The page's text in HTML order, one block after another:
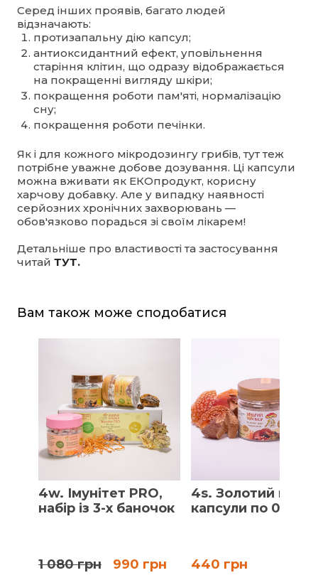
Серед інших проявів, багато людей
відзначають:
протизапальну дію капсул;
антиоксидантний ефект, уповільнення
старіння клітин, що одразу відображається
на покращенні вигляду шкіри;
покращення роботи пам'яті, нормалізацію
сну;
покращення роботи печінки.
Як і для кожного мікродозингу грибів, тут теж
потрібне уважне добове дозування. Ці капсули
можна вживати як ЕКОпродукт, корисну
харчову добавку. Але у випадку наявності
серйозних хронічних захворювань —
обов'язково порадься зі своїм лікарем!
Детальніше про властивості та застосування
читай ТУТ.
Вам також може сподобатися
4w. Імунітет PRO,
набір із 3-х баночок
1 080 грн 990 грн
4s. Золотий мікс,
капсули по 0.4 г
440 грн